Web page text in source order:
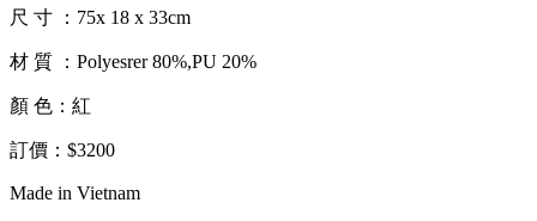
尺 寸 ：75x 18 x 33cm
材 質 ：Polyesrer 80%,PU 20%
顏 色：紅
訂價：$3200
Made in Vietnam